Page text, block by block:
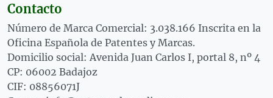
Contacto
Número de Marca Comercial: 3.038.166 Inscrita en la
Oficina Española de Patentes y Marcas.
Domicilio social: Avenida Juan Carlos I, portal 8, nº 4
CP: 06002 Badajoz
CIF: 08856071J